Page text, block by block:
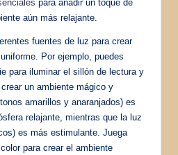
para añadir un toque de
aún más relajante.
fuentes de luz para crear
Por ejemplo, puedes
para iluminar el sillón de lectura y
un ambiente mágico y
amarillos y anaranjados) es
relajante, mientras que la luz
es más estimulante. Juega
para crear el ambiente